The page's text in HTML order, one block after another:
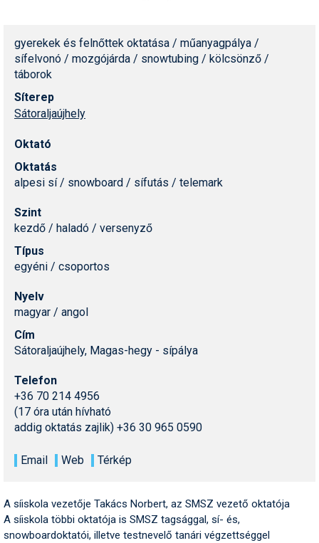
Hütte
Ingatlan
Interjúk
Korcsolya
Könyvajánló
Munkavállalás
Olvasnivaló
Portálinfo
Rajzok
Síbérletárak
Sícipő
Sífelszerelés
Sífutás
gyerekek és felnőttek oktatása / műanyagpálya /
sífelvonó / mozgójárda / snowtubing / kölcsönző /
táborok
Síterep
Sátoraljaújhely
Oktató
Oktatás
alpesi sí / snowboard / sífutás / telemark
Szint
kezdő / haladó / versenyző
Típus
egyéni / csoportos
Nyelv
magyar / angol
Cím
Sátoraljaújhely, Magas-hegy - sípálya
Telefon
+36 70 214 4956
(17 óra után hívható
addig oktatás zajlik) +36 30 965 0590
Email Web Térkép
A síiskola vezetője Takács Norbert, az SMSZ vezető oktatója
A síiskola többi oktatója is SMSZ tagsággal, sí- és,
snowboardoktatói, illetve testnevelő tanári végzettséggel